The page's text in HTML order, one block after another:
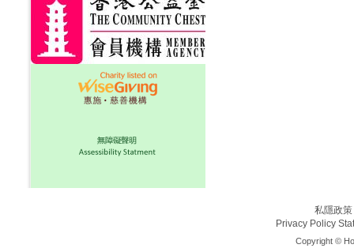
私隱政策
Privacy Policy
Copyright ©